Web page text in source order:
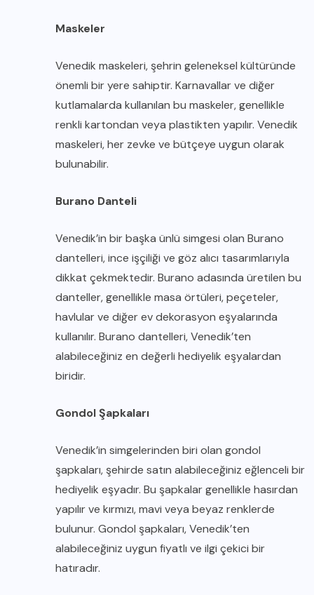
Maskeler
Venedik maskeleri, şehrin geleneksel kültüründe
önemli bir yere sahiptir. Karnavallar ve diğer
kutlamalarda kullanılan bu maskeler, genellikle
renkli kartondan veya plastikten yapılır. Venedik
maskeleri, her zevke ve bütçeye uygun olarak
bulunabilir.
Burano Danteli
Venedik’in bir başka ünlü simgesi olan Burano
dantelleri, ince işçiliği ve göz alıcı tasarımlarıyla
dikkat çekmektedir. Burano adasında üretilen bu
danteller, genellikle masa örtüleri, peçeteler,
havlular ve diğer ev dekorasyon eşyalarında
kullanılır. Burano dantelleri, Venedik’ten
alabileceğiniz en değerli hediyelik eşyalardan
biridir.
Gondol Şapkaları
Venedik’in simgelerinden biri olan gondol
şapkaları, şehirde satın alabileceğiniz eğlenceli bir
hediyelik eşyadır. Bu şapkalar genellikle hasırdan
yapılır ve kırmızı, mavi veya beyaz renklerde
bulunur. Gondol şapkaları, Venedik’ten
alabileceğiniz uygun fiyatlı ve ilgi çekici bir
hatıradır.